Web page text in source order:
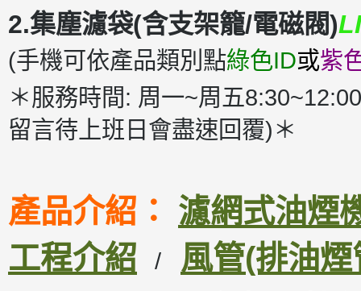
2.集塵濾袋(含支架籠/電磁閥)
(手機可依產品類別點綠色ID或紫
＊服務時間: 周一~周五
留言待上班日會盡速回覆)＊
產品介紹： 濾網式油煙
工程介紹
/ 風管(排油煙